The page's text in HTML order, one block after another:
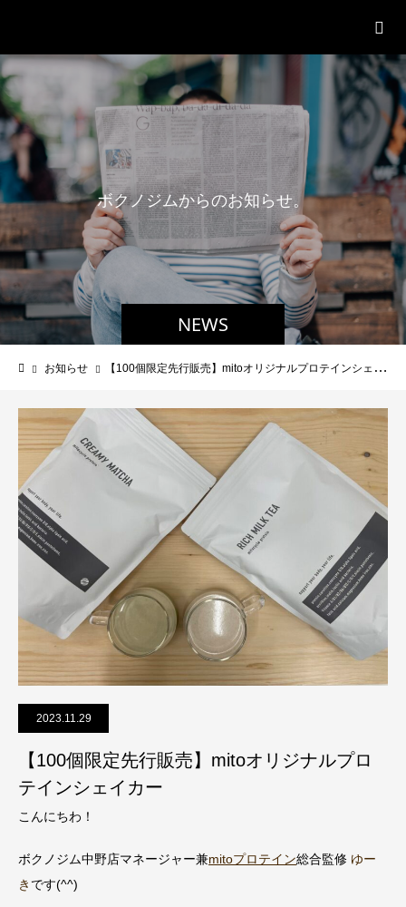
NEWS
ボクノジムからのお知らせ。
お知らせ 【100個限定先行販売】mitoオリジナルプロテインシェイカー
2023.11.29
【100個限定先行販売】mitoオリジナルプロ
テインシェイカー
こんにちわ！
ボクノジム中野店マネージャー兼mitoプロテイン総合監修 ゆー
き です(^^)